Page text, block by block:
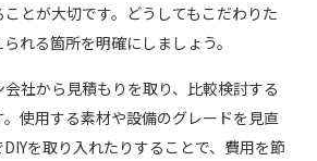
とが大切です。どうしてもこだわりた
れる箇所を明確にしましょう。
社から見積もりを取り、比較検討する
使用する素材や設備のグレードを見直
を取り入れたりすることで、費用を節